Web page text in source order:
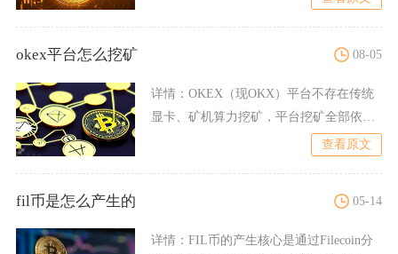
okex平台怎么挖矿 08-05
详情： OKEX（现OKX）平台不存在传统
显卡、矿机算力挖矿，平台挖矿全部依托
查看原文
fil币是怎么产生的 05-14
详情： FIL币的产生核心是通过Filecoin分